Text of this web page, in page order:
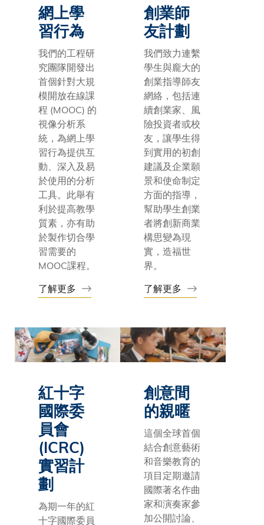
網上學
習行為
我們的工程研
究團隊開發出
首個針對大規
模開放在線課
程 (MOOC) 的
視像分析系
統，為網上學
習行為提供互
動、深入及易
於使用的分析
工具。此舉有
利於提高教學
質素，亦有助
於製作切合學
習需要的
MOOC課程。
了解更多
創業師
友計劃
我們致力連繫
學生與龐大的
創業指導師友
網絡，包括連
續創業家、風
險投資者或校
友，讓學生得
到實用的初創
建議及企業願
景和使命制定
方面的指導，
幫助學生創業
者將創新商業
構思變為現
實，造福世
界。
了解更多
紅十字
國際委
員會
(ICRC)
實習計
劃
為期一年的紅
十字國際委員
創意間
的親暱
這個全球首個
結合創意藝術
和音樂教育的
項目定期邀請
國際著名作曲
家和演奏家參
加公開討論、